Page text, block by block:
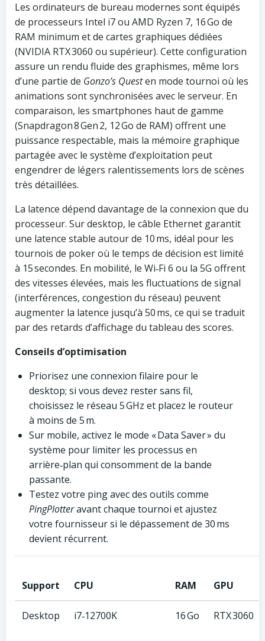
Les ordinateurs de bureau modernes sont équipés
de processeurs Intel i7 ou AMD Ryzen 7, 16 Go de
RAM minimum et de cartes graphiques dédiées
(NVIDIA RTX 3060 ou supérieur). Cette configuration
assure un rendu fluide des graphismes, même lors
d’une partie de Gonzo’s Questen mode tournoi où les
animations sont synchronisées avec le serveur. En
comparaison, les smartphones haut de gamme
(Snapdragon 8 Gen 2, 12 Go de RAM) offrent une
puissance respectable, mais la mémoire graphique
partagée avec le système d’exploitation peut
engendrer de légers ralentissements lors de scènes
très détaillées.
La latence dépend davantage de la connexion que du
processeur. Sur desktop, le câble Ethernet garantit
une latence stable autour de 10 ms, idéal pour les
tournois de poker où le temps de décision est limité
à 15 secondes. En mobilité, le Wi‑Fi 6 ou la 5G offrent
des vitesses élevées, mais les fluctuations de signal
(interférences, congestion du réseau) peuvent
augmenter la latence jusqu’à 50 ms, ce qui se traduit
par des retards d’affichage du tableau des scores.
Conseils d’optimisation
Priorisez une connexion filaire pour le
desktop; si vous devez rester sans fil,
choisissez le réseau 5 GHz et placez le routeur
à moins de 5 m.
Sur mobile, activez le mode « Data Saver » du
système pour limiter les processus en
arrière‑plan qui consomment de la bande
passante.
Testez votre ping avec des outils comme
PingPlotteravant chaque tournoi et ajustez
votre fournisseur si le dépassement de 30 ms
devient récurrent.
Support CPU RAM GPU
Desktop i7‑12700K 16 Go RTX 3060